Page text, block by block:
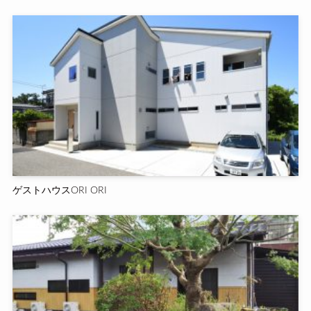
ゲストハウスORI ORI